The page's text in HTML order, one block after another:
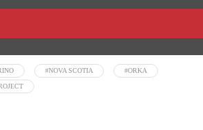
#NOVA SCOTIA #ORKA